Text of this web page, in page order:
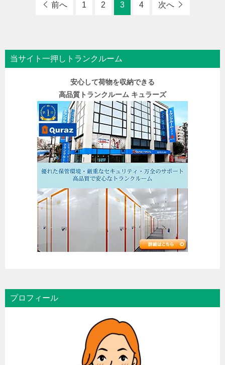
前へ 1 2 3 4 次へ
当サイト一押しトランクルーム
安心して荷物を収納できる
高品質トランクルーム キュラーズ
プロフィール